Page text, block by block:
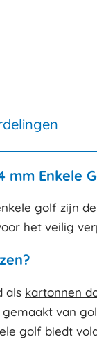
mm
golf zijn
het veilig
als kartonnen
van
golf biedt